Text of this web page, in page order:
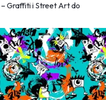
Graffiti i Street Art do